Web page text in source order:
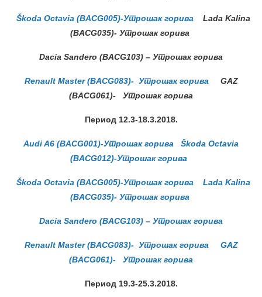
Škoda Octavia (BACG005)-Утрошак горива
Lada Kalina
(BACG035)- Утрошак горива
Dacia Sandero (BACG103) – Утрошак горива
Renault Master (BACG083)- Утрошак горива
GAZ
(BACG061)- Утрошак горива
Период 12.3-18.3.2018.
Audi A6 (BACG001)-Утрошак горива
Škoda Octavia
(BACG012)-Утрошак горива
Škoda Octavia (BACG005)-Утрошак горива
Lada Kalina
(BACG035)- Утрошак горива
Dacia Sandero (BACG103) – Утрошак горива
Renault Master (BACG083)- Утрошак горива
GAZ
(BACG061)- Утрошак горива
Период 19.3-25.3.2018.